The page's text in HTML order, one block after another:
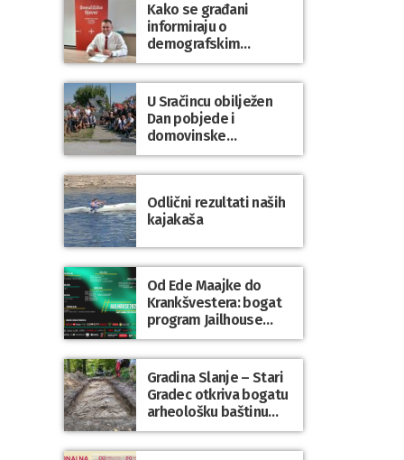
Kako se građani
informiraju o
demografskim
mjerama? Sudjelujte u
istraživanju!
U Sračincu obilježen
Dan pobjede i
domovinske
zahvalnosti te Dan
hrvatskih branitelja
Odlični rezultati naših
kajakaša
Od Ede Maajke do
Krankšvestera: bogat
program Jailhouse
Festivala 2026. u
Lepoglavi
Gradina Slanje – Stari
Gradec otkriva bogatu
arheološku baštinu
Varaždinske županije